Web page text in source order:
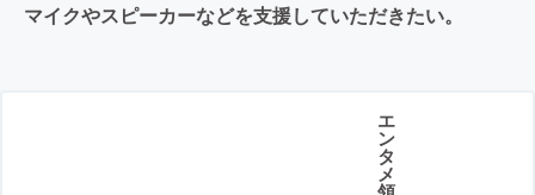
マイクやスピーカーなどを支援していただきたい。
エ
ン
タ
メ